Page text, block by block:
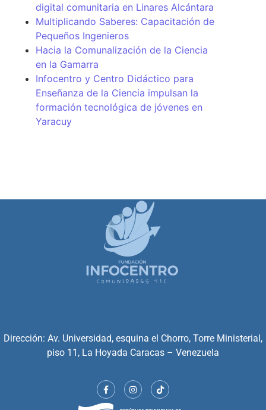
digital comunitaria en Linares Alcántara
Multiplicando Saberes: Capacitación de
Pequeños Ingenieros
Hacia la Comunalización de la Ciencia
en la Gamarra
Infocentro y Centro Didáctico para
Enseñanza de la Ciencia impulsan la
formación tecnológica de jóvenes en
Yaracuy
Dirección: Av. Universidad, esquina el Chorro, Torre Ministerial,
piso 11, La Hoyada Caracas – Venezuela